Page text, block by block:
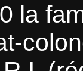
la